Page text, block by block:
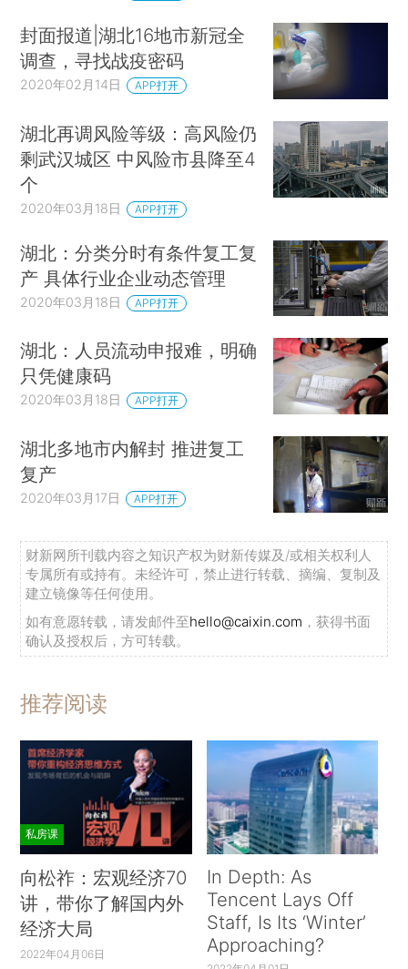
封面报道|湖北16地市新冠全
调查，寻找战疫密码
2020年02月14日 APP打开
湖北再调风险等级：高风险仍
剩武汉城区 中风险市县降至4
个
2020年03月18日 APP打开
湖北：分类分时有条件复工复
产 具体行业企业动态管理
2020年03月18日 APP打开
湖北：人员流动申报难，明确
只凭健康码
2020年03月18日 APP打开
湖北多地市内解封 推进复工
复产
2020年03月17日 APP打开
财新网所刊载内容之知识产权为财新传媒及/或相关权利人
专属所有或持有。未经许可，禁止进行转载、摘编、复制及
建立镜像等任何使用。
如有意愿转载，请发邮件至hello@caixin.com ，获得书面
确认及授权后，方可转载。
推荐阅读
私房课
向松祚：宏观经济70
讲，带你了解国内外
经济大局
2022年04月06日
In Depth: As
Tencent Lays Off
Staff, Is Its ‘Winter’
Approaching?